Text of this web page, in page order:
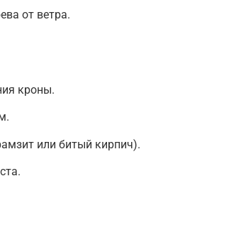
от ветра.
кроны.
или битый кирпич).